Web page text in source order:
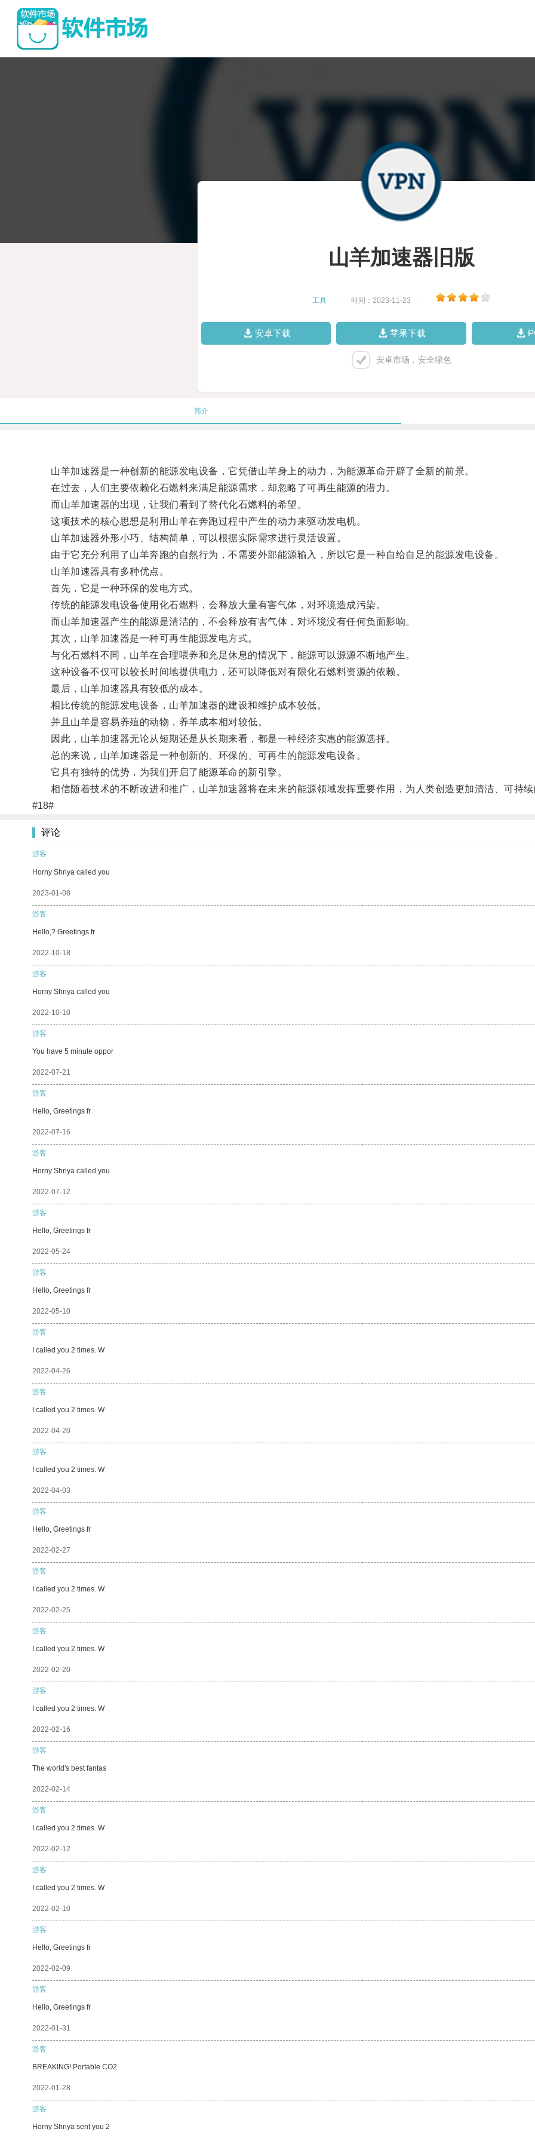
山羊加速器旧版
工具 时间：2023-11-23
安卓下载 苹果下载
安卓市场，安全绿色
简介
山羊加速器是一种创新的能源发电设备，它凭借山羊身上的动力，为能源革命开辟了全新的前景。
在过去，人们主要依赖化石燃料来满足能源需求，却忽略了可再生能源的潜力。
而山羊加速器的出现，让我们看到了替代化石燃料的希望。
这项技术的核心思想是利用山羊在奔跑过程中产生的动力来驱动发电机。
山羊加速器外形小巧、结构简单，可以根据实际需求进行灵活设置。
由于它充分利用了山羊奔跑的自然行为，不需要外部能源输入，所以它是一种自给自足的能源发电设备。
山羊加速器具有多种优点。
首先，它是一种环保的发电方式。
传统的能源发电设备使用化石燃料，会释放大量有害气体，对环境造成污染。
而山羊加速器产生的能源是清洁的，不会释放有害气体，对环境没有任何负面影响。
其次，山羊加速器是一种可再生能源发电方式。
与化石燃料不同，山羊在合理喂养和充足休息的情况下，能源可以源源不断地产生。
这种设备不仅可以较长时间地提供电力，还可以降低对有限化石燃料资源的依赖。
最后，山羊加速器具有较低的成本。
相比传统的能源发电设备，山羊加速器的建设和维护成本较低。
并且山羊是容易养殖的动物，养羊成本相对较低。
因此，山羊加速器无论从短期还是从长期来看，都是一种经济实惠的能源选择。
总的来说，山羊加速器是一种创新的、环保的、可再生的能源发电设备。
它具有独特的优势，为我们开启了能源革命的新引擎。
相信随着技术的不断改进和推广，山羊加速器将在未来的能源领域发挥重要作用，为人类创造更加清洁、可持
#18#
评论
游客
Horny Shriya called you
2023-01-08
游客
Hello,? Greetings fr
2022-10-18
游客
Horny Shriya called you
2022-10-10
游客
You have 5 minute oppor
2022-07-21
游客
Hello, Greetings fr
2022-07-16
游客
Horny Shriya called you
2022-07-12
游客
Hello, Greetings fr
2022-05-24
游客
Hello, Greetings fr
2022-05-10
游客
I called you 2 times. W
2022-04-26
游客
I called you 2 times. W
2022-04-20
游客
I called you 2 times. W
2022-04-03
游客
Hello, Greetings fr
2022-02-27
游客
I called you 2 times. W
2022-02-25
游客
I called you 2 times. W
2022-02-20
游客
I called you 2 times. W
2022-02-16
游客
The world's best fantas
2022-02-14
游客
I called you 2 times. W
2022-02-12
游客
I called you 2 times. W
2022-02-10
游客
Hello, Greetings fr
2022-02-09
游客
Hello, Greetings fr
2022-01-31
游客
BREAKING! Portable CO2
2022-01-28
游客
Horny Shriya sent you 2